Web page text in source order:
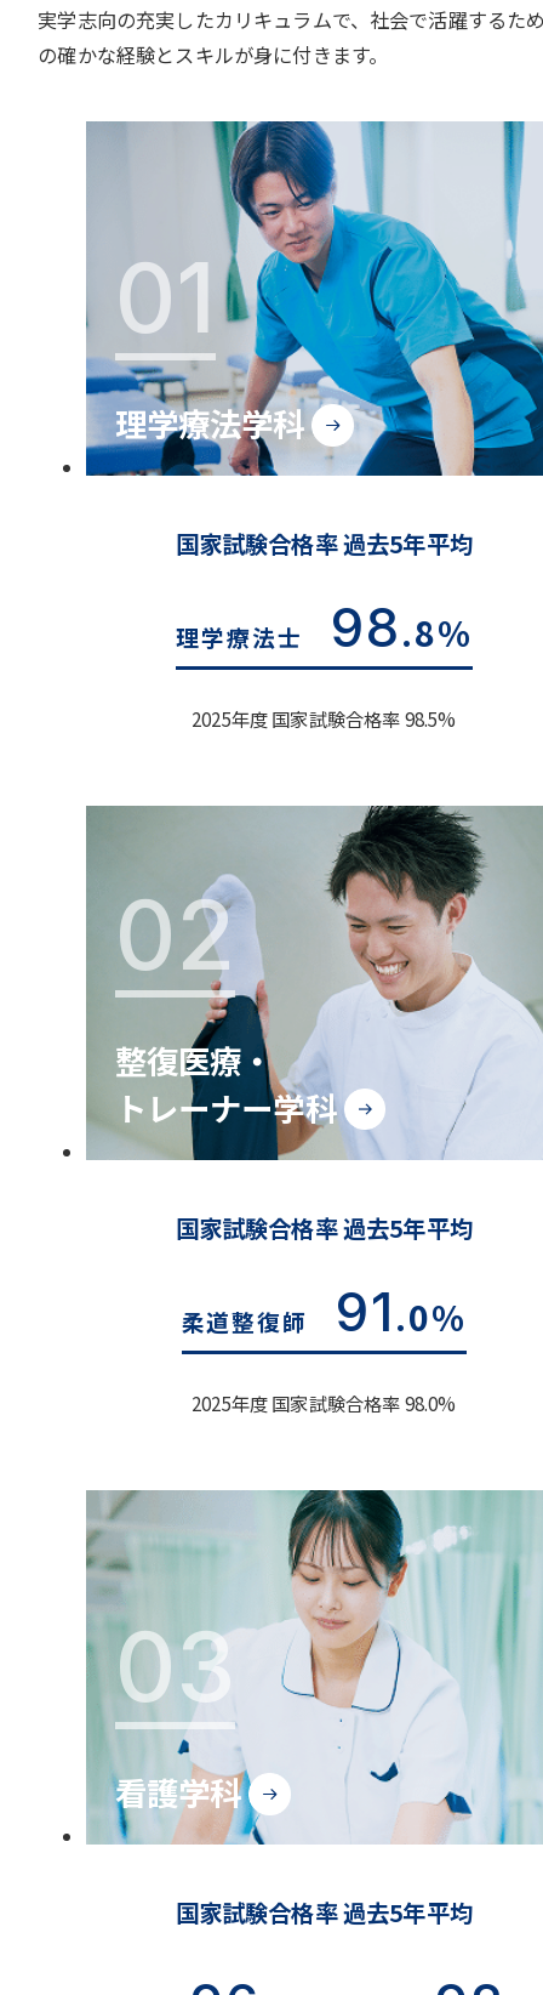
実学志向の充実したカリキュラムで、社会で活躍するた
の確かな経験とスキルが身に付きます。
01
理学療法学科
国家試験合格率 過去5年平均
理学療法士 98.8%
2025年度 国家試験合格率 98.5%
02
整復医療・
トレーナー学科
国家試験合格率 過去5年平均
柔道整復師 91.0%
2025年度 国家試験合格率 98.0%
03
看護学科
国家試験合格率 過去5年平均